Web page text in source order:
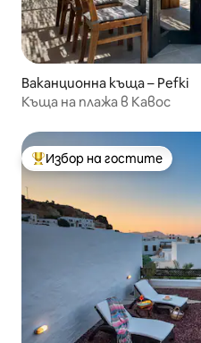
Ваканционна къща – Pefki
Къща на плажа в Кавос
Най-популярен избор на
Избор на гостите